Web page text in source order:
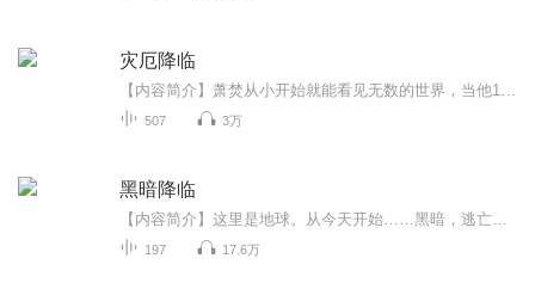
灾厄降临
507 3万
黑暗降临
197 17.6万